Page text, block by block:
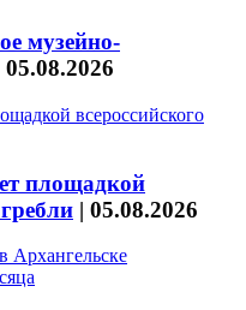
музейно-
05.08.2026
площадкой
| 05.08.2026